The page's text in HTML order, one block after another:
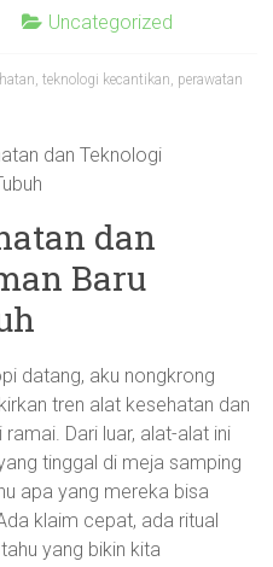
Uncategorized
teknologi kecantikan, perawatan
dan Teknologi
dan
Baru
datang, aku nongkrong
tren alat kesehatan dan
Dari luar, alat-alat ini
tinggal di meja samping
apa yang mereka bisa
klaim cepat, ada ritual
yang bikin kita